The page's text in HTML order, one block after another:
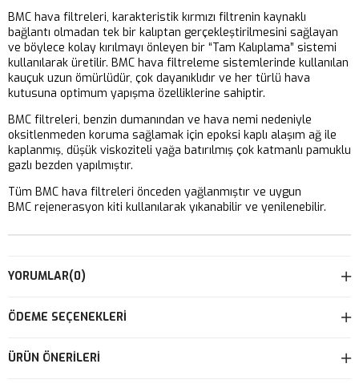
BMC hava filtreleri, karakteristik kırmızı filtrenin kaynaklı
bağlantı olmadan tek bir kalıptan gerçekleştirilmesini sağlayan
ve böylece kolay kırılmayı önleyen bir “Tam Kalıplama” sistemi
kullanılarak üretilir. BMC hava filtreleme sistemlerinde kullanılan
kauçuk uzun ömürlüdür, çok dayanıklıdır ve her türlü hava
kutusuna optimum yapışma özelliklerine sahiptir.
BMC filtreleri, benzin dumanından ve hava nemi nedeniyle
oksitlenmeden koruma sağlamak için epoksi kaplı alaşım ağ ile
kaplanmış, düşük viskoziteli yağa batırılmış çok katmanlı pamuklu
gazlı bezden yapılmıştır.
Tüm BMC hava filtreleri önceden yağlanmıştır ve uygun
BMC rejenerasyon kiti kullanılarak yıkanabilir ve yenilenebilir.
YORUMLAR(0)
ÖDEME SEÇENEKLERI
ÜRÜN ÖNERILERI